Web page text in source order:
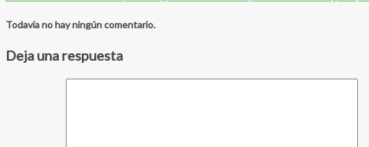
Todavía no hay ningún comentario.
Deja una respuesta